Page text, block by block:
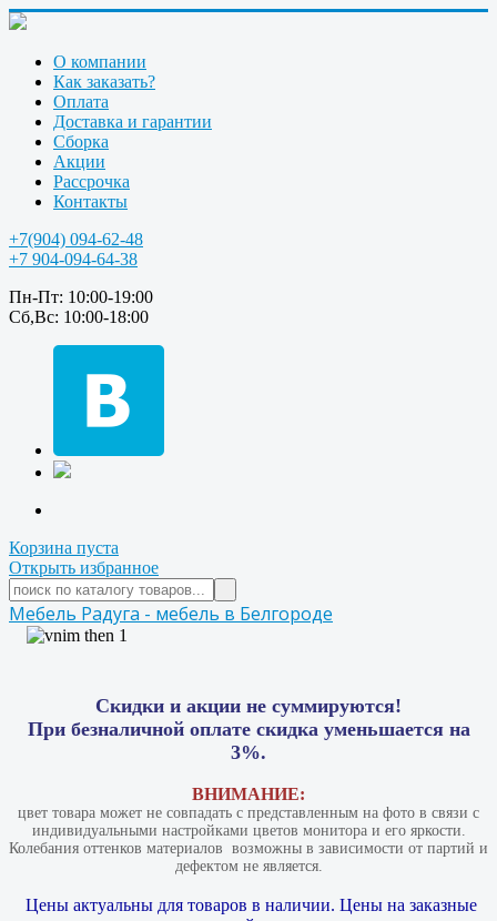
О компании
Как заказать?
Оплата
Доставка и гарантии
Сборка
Акции
Рассрочка
Контакты
+7(904) 094-62-48
+7 904-094-64-38
Пн-Пт: 10:00-19:00
Сб,Вс: 10:00-18:00
Корзина пуста
Открыть избранное
Мебель Радуга - мебель в Белгороде
Скидки и акции не суммируются!
При безналичной оплате скидка уменьшается на
3%.
ВНИМАНИЕ:
цвет товара может не совпадать с представленным на фото в связи с
индивидуальными настройками цветов монитора и его яркости.
Колебания оттенков материалов​ ​ возможны в зависимости от партий и
дефектом не является.
Цены актуальны для товаров в наличии. Цены на заказные